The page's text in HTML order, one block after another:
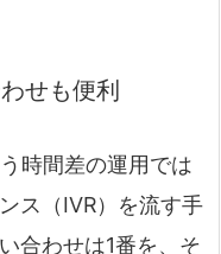
せも便利
時間差の運用では
ス（IVR）を流す手
合わせは1番を、そ